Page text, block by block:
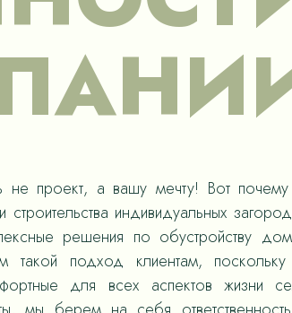
не проект, а вашу мечту! Вот
индивидуальных
решения по обустройству
такой подход клиентам,
для всех аспектов жизни